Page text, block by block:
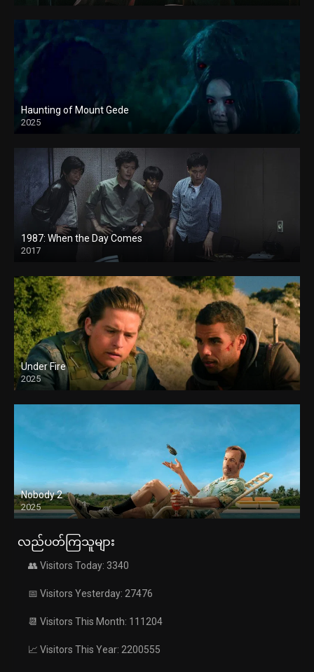
Haunting of Mount Gede
2025
1987: When the Day Comes
2017
Under Fire
2025
Nobody 2
2025
လည်ပတ်ကြသူများ
👥 Visitors Today: 3340
📅 Visitors Yesterday: 27476
📆 Visitors This Month: 111204
📈 Visitors This Year: 2200555